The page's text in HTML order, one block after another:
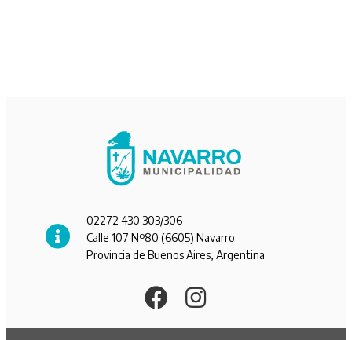
02272 430 303/306
Calle 107 Nº80 (6605) Navarro
Provincia de Buenos Aires, Argentina